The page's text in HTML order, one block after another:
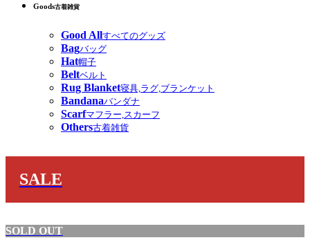
Goods古着雑貨
Good Allすべてのグッズ
Bagバッグ
Hat帽子
Beltベルト
Rug Blanket寝具,ラグ,ブランケット
Bandanaバンダナ
Scarfマフラー,スカーフ
Others古着雑貨
SALE
SOLD OUT